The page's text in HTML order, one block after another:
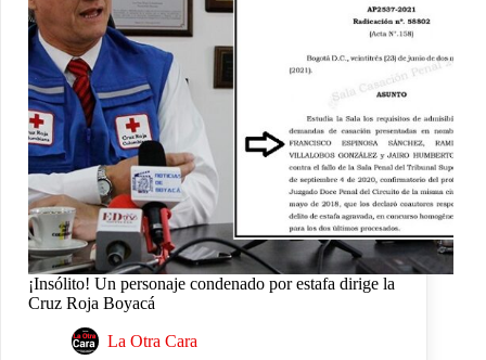
¡Insólito! Un personaje condenado por estafa dirige la
Cruz Roja Boyacá
La Otra Cara